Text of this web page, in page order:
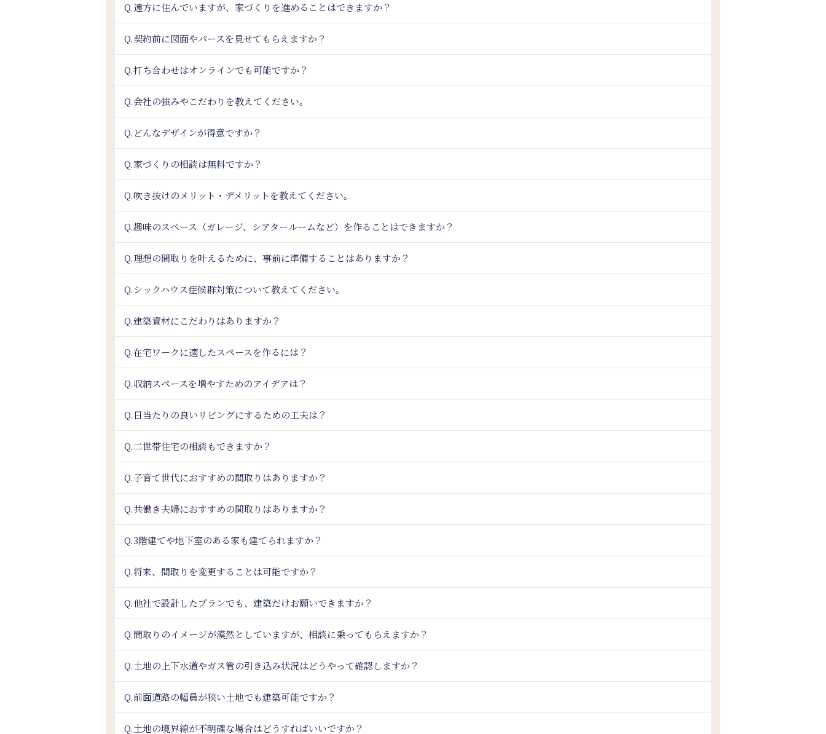
Q.遠方に住んでいますが、家づくりを進めることはできますか？
Q.契約前に図面やパースを見せてもらえますか？
Q.打ち合わせはオンラインでも可能ですか？
Q.会社の強みやこだわりを教えてください。
Q.どんなデザインが得意ですか？
Q.家づくりの相談は無料ですか？
Q.吹き抜けのメリット・デメリットを教えてください。
Q.趣味のスペース（ガレージ、シアタールームなど）を作ることはできますか？
Q.理想の間取りを叶えるために、事前に準備することはありますか？
Q.シックハウス症候群対策について教えてください。
Q.建築資材にこだわりはありますか？
Q.在宅ワークに適したスペースを作るには？
Q.収納スペースを増やすためのアイデアは？
Q.日当たりの良いリビングにするための工夫は？
Q.二世帯住宅の相談もできますか？
Q.子育て世代におすすめの間取りはありますか？
Q.共働き夫婦におすすめの間取りはありますか？
Q.3階建てや地下室のある家も建てられますか？
Q.将来、間取りを変更することは可能ですか？
Q.他社で設計したプランでも、建築だけお願いできますか？
Q.間取りのイメージが漠然としていますが、相談に乗ってもらえますか？
Q.土地の上下水道やガス管の引き込み状況はどうやって確認しますか？
Q.前面道路の幅員が狭い土地でも建築可能ですか？
Q.土地の境界線が不明確な場合はどうすればいいですか？